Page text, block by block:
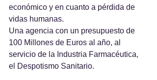
económico y en cuanto a pérdida de
vidas humanas.
Una agencia con un presupuesto de
100 Millones de Euros al año, al
servicio de la Industria Farmacéutica,
el Despotismo Sanitario.